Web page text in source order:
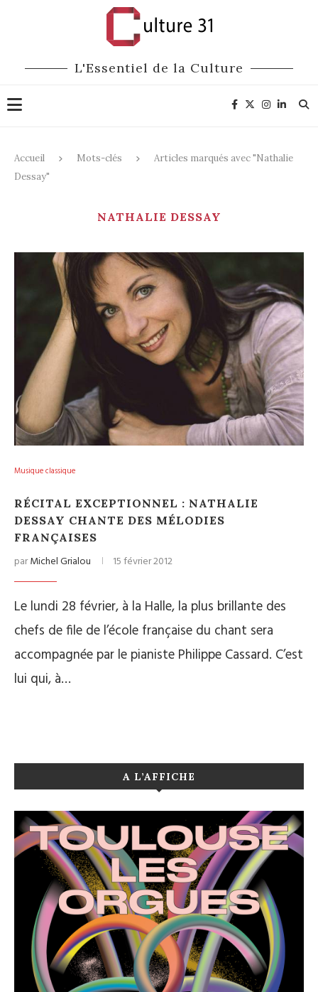
L'Essentiel de la Culture
Accueil Mots-clés
Articles marqués avec "Nathalie
Dessay"
NATHALIE DESSAY
Musique classique
RÉCITAL EXCEPTIONNEL : NATHALIE
DESSAY CHANTE DES MÉLODIES
FRANÇAISES
parMichel Grialou 15 février 2012
Le lundi 28 février, à la Halle, la plus brillante des
chefs de file de l’école française du chant sera
accompagnée par le pianiste Philippe Cassard. C’est
lui qui, à…
A L’AFFICHE